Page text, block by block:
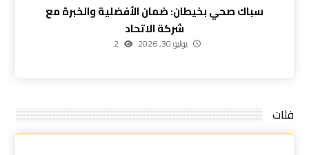
سباك صحي بخيطان: ضمان الأفضلية والخبرة مع
شركة الاتحاد
يوليو 30, 2026 2
فئات